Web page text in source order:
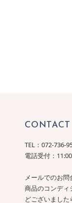
CONTACT
TEL： 072-736-
電話受付：
メールでのお
商品のコンディ
どございまし